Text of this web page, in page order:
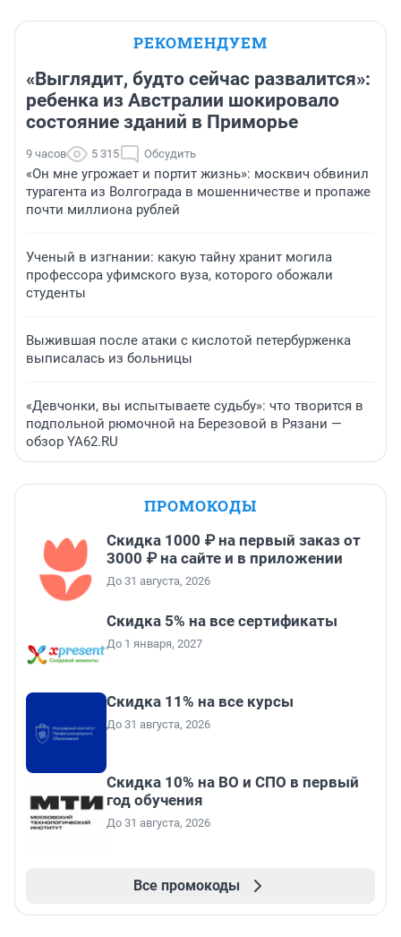
РЕКОМЕНДУЕМ
«Выглядит, будто сейчас развалится»:
ребенка из Австралии шокировало
состояние зданий в Приморье
9 часов 5 315 Обсудить
«Он мне угрожает и портит жизнь»: москвич обвинил
турагента из Волгограда в мошенничестве и пропаже
почти миллиона рублей
Ученый в изгнании: какую тайну хранит могила
профессора уфимского вуза, которого обожали
студенты
Выжившая после атаки с кислотой петербурженка
выписалась из больницы
«Девчонки, вы испытываете судьбу»: что творится в
подпольной рюмочной на Березовой в Рязани —
обзор YA62.RU
ПРОМОКОДЫ
Скидка 1000 ₽ на первый заказ от
3000 ₽ на сайте и в приложении
До 31 августа, 2026
Скидка 5% на все сертификаты
До 1 января, 2027
Скидка 11% на все курсы
До 31 августа, 2026
Скидка 10% на ВО и СПО в первый
год обучения
До 31 августа, 2026
Все промокоды